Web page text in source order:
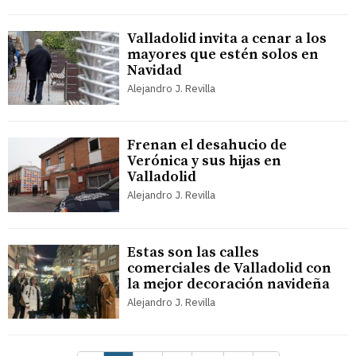
Valladolid invita a cenar a los
mayores que estén solos en
Navidad
Alejandro J. Revilla
Frenan el desahucio de
Verónica y sus hijas en
Valladolid
Alejandro J. Revilla
Estas son las calles
comerciales de Valladolid con
la mejor decoración navideña
Alejandro J. Revilla